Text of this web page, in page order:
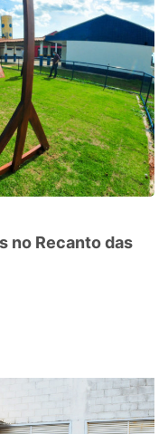
no Recanto das